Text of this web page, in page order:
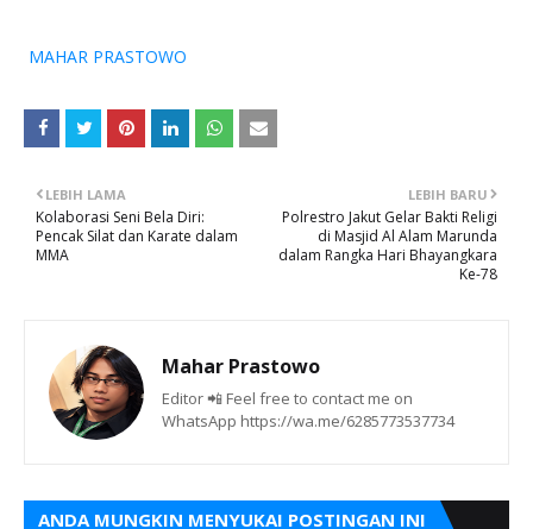
MAHAR PRASTOWO
LEBIH BARU
Polrestro Jakut Gelar Bakti Religi
di Masjid Al Alam Marunda
dalam Rangka Hari Bhayangkara
Ke-78
LEBIH LAMA
Kolaborasi Seni Bela Diri:
Pencak Silat dan Karate dalam
MMA
Mahar Prastowo
Editor 📲 Feel free to contact me on
WhatsApp https://wa.me/6285773537734
ANDA MUNGKIN MENYUKAI POSTINGAN INI